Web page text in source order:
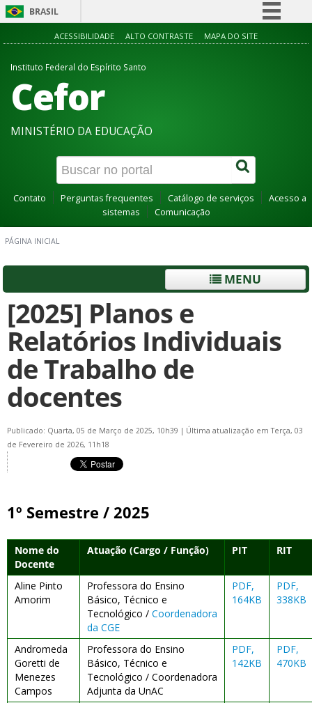
BRASIL
Simplifique!
ACESSIBILIDADE ALTO CONTRASTE MAPA DO SITE
Instituto Federal do Espírito Santo
Cefor
MINISTÉRIO DA EDUCAÇÃO
Contato Perguntas frequentes Catálogo de serviços
Acesso a
sistemas
Comunicação
PÁGINA INICIAL
MENU
[2025] Planos e
Relatórios Individuais
de Trabalho de
docentes
Publicado: Quarta, 05 de Março de 2025, 10h39 | Última atualização em Terça, 03
de Fevereiro de 2026, 11h18
1º Semestre / 2025
Nome do
Docente
Atuação (Cargo / Função) PIT RIT
Aline Pinto
Amorim
Professora do Ensino
Básico, Técnico e
Tecnológico / Coordenadora
da CGE
PDF,
164KB
PDF,
338KB
Andromeda
Goretti de
Menezes
Campos
Professora do Ensino
Básico, Técnico e
Tecnológico / Coordenadora
Adjunta da UnAC
PDF,
142KB
PDF,
470KB